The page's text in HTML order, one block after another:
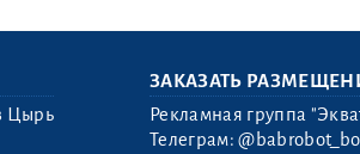
Цырь
ЗАКАЗАТЬ
Рекламная группа
Телеграм: